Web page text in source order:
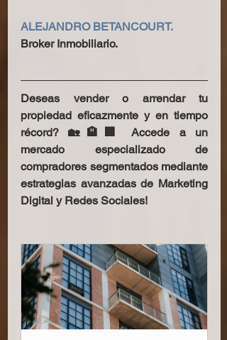
ALEJANDRO BETANCOURT.
Broker Inmobiliario.
Deseas vender o arrendar tu
propiedad eficazmente y en tiempo
récord? 🏡🏨🏢 Accede a un
mercado especializado de
compradores segmentados mediante
estrategias avanzadas de Marketing
Digital y Redes Sociales!